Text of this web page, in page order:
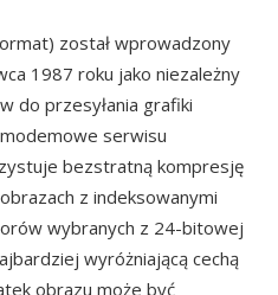
został wprowadzony
1987 roku jako niezależny
do przesyłania grafiki
serwisu
bezstratną kompresję
z indeksowanymi
wybranych z 24-bitowej
wyróżniającą cechą
obrazu może być